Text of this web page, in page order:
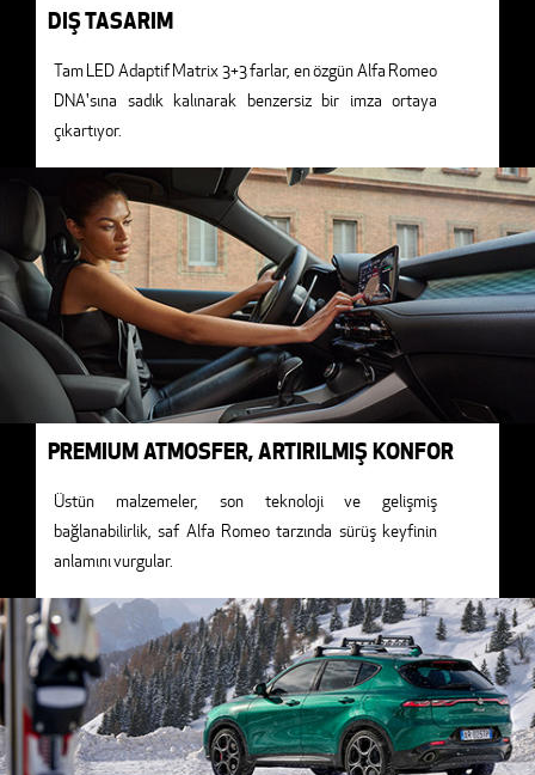
DIŞ TASARIM
Tam LED Adaptif Matrix 3+3 farlar, en özgün Alfa Romeo
DNA'sına sadık kalınarak benzersiz bir imza ortaya
çıkartıyor.
PREMIUM ATMOSFER, ARTIRILMIŞ KONFOR
Üstün malzemeler, son teknoloji ve gelişmiş
bağlanabilirlik, saf Alfa Romeo tarzında sürüş keyfinin
anlamını vurgular.